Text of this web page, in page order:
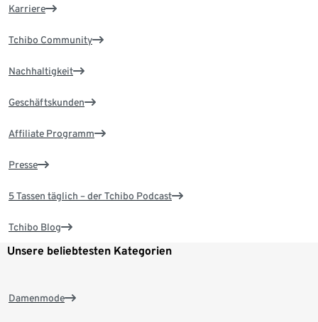
Karriere
Tchibo Community
Nachhaltigkeit
Geschäftskunden
Affiliate Programm
Presse
5 Tassen täglich – der Tchibo Podcast
Tchibo Blog
Unsere beliebtesten Kategorien
Damenmode